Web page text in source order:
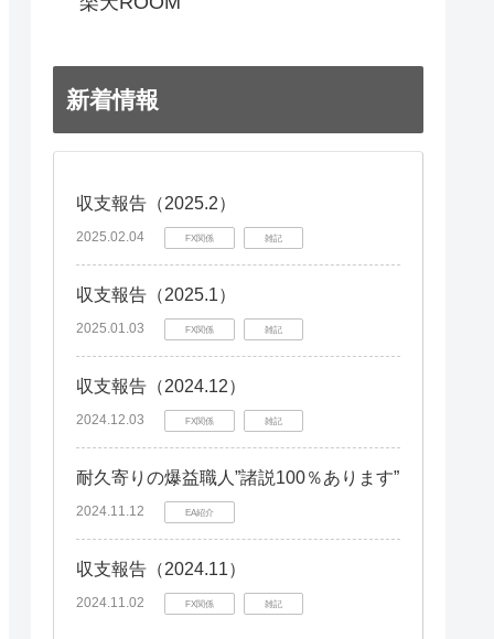
新着情報
収支報告（2025.2）
2025.02.04 FX関係 雑記
収支報告（2025.1）
2025.01.03 FX関係 雑記
収支報告（2024.12）
2024.12.03 FX関係 雑記
耐久寄りの爆益職人”諸説100％あります”
2024.11.12 EA紹介
収支報告（2024.11）
2024.11.02 FX関係 雑記